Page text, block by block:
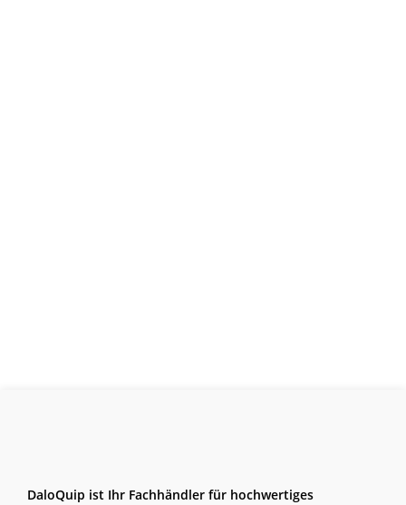
DaloQuip ist Ihr Fachhändler für hochwertiges